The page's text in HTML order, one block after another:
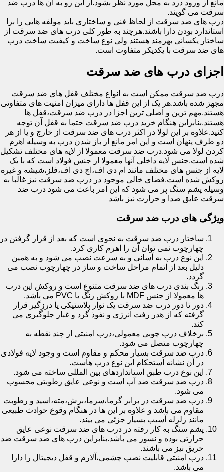
مانع از ورود دزد به محل مورد نظر بشود.از این رو به آن ها درب ضد
سرقت می گویند.
درب های ضد سرقت از لحاظ فنی و ساختاری باید مولفه هایی را برا
استاندارد بودن دارا باشند.هرچند به طور کلی درب های ضد سرقت از
ساختار یکسانی بهرمند هستند ولی نوع ساخت و کیفیت ساخت درب
های ضد سرقت با یکدیکر متفاوت است.
اجزای درب های ضد سرقت
درب ضد سرقت ممکن است به انواع مختلف قفل های ضد سرقت
مجهز شده باشد.هر یک از این قفل ها دارای میزان امنیت های متفاوتی
هستند.مهم ترین و اصلی ترین اجزا در درب ضد سرقت،قفل ها
هستند.بنابراین هنگام خرید درب ضد سرقت حتما به قفل آن توجه
کنید.علاوه بر این لولا در اکثر درب های ضد سرقت از خارج و یا از هر
دو طرف پنهان است و این امر مانع از باز شدن درب به وسیله اهرم
کردن لولا می شود.درب ضد سرقت معمولا از لایه های مختلف تشکیل
شده است.جنس لایه داخلی آنها معمولا از جنس فولاد است که با یک
لایه از جنس های مختلف مانند ام دی اف،اچ دی اف،فلز،شیشه و غیره
روکش شده است.فضای خالی موجود در درب ضد سرقت نیز غالبا به
وسیله پشم سنگ پر می شود که این امر باعث می شود درب ضد
سرقت عایق صدا و حرارت نیز باشد
ویژگی های درب ضد سرقت
ساختار درب ضد سرقت به نحوی است که بعد از قرار گرفتن در
چهارچوب نمی توان آن را اهرم کاری کرد.
این نوع درب به آسانی و به سرعت نصب می شود و به همین
دلیل بعد از اتمام مراحل ساخت و ساز در چهارچوب نصب می
گردد.
رنگ بندی درب های ضد سرقت متنوع است و روکش این درب
ها معمولا از جنس MDF با روکش رنگ یا PVC می باشد.
دور تا دور درب ضد سرقت یک نوار پلاستیکی یا درزگیر قرار
گرفته که از هدر رفت انرژی و نفوذ گرد و غبار جلوگیری می
کند.
برخلاف درب چوبی معمولی،درب امنیتی از چند نقطه به
چهارچوب متصل می شود.
درب ضد سرقت بسیار محکم و مقاوم است و وجود لایه فولادی
در آن نشانه استحکام این نوع درب هاست.
این نوع درب طبق استانداردهای بین المللی ساخته می شود.
درب ضد سرقت ضد آب است و نوعی عایق رطوبتی محسوب
می شود.
درب ضد سرقت در برابر گرما،سرما،برش،مته،اسید و رطوبت
مقاوم می باشد و علاوه بر این ها در هنگام وقوع حوادث طبیعی
مانند زلزله آسیب بسیار جزئی می بیند.
پشم سنگ به کار رفته در درب های ضد سرقت نوعی عایق
حرارتی بوده و نسوز می باشد.بنابراین درب های ضد سرقت ضد
حریق نیز می باشند.
درب امنیتی قابلیت نصب چشمی،آلارم و قفل دیجیتال را دارا
می باشد.